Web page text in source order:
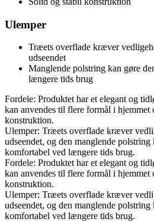
Ulemper
Træets overflade kræver
udseendet
Manglende polstring kan gøre
længere tids brug
Fordele: Produktet har et elegant og
kan anvendes til flere formål i hjemmet
konstruktion.
Ulemper: Træets overflade kræver
udseendet, og den manglende
komfortabel ved længere tids brug.
Fordele: Produktet har et elegant og
kan anvendes til flere formål i hjemmet
konstruktion.
Ulemper: Træets overflade kræver
udseendet, og den manglende
komfortabel ved længere tids brug.